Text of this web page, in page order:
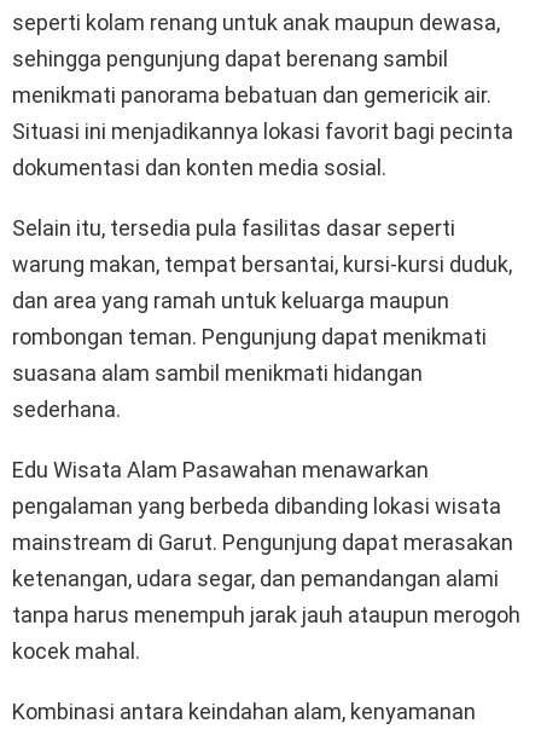
seperti kolam renang untuk anak maupun dewasa,
sehingga pengunjung dapat berenang sambil
menikmati panorama bebatuan dan gemericik air.
Situasi ini menjadikannya lokasi favorit bagi pecinta
dokumentasi dan konten media sosial.
Selain itu, tersedia pula fasilitas dasar seperti
warung makan, tempat bersantai, kursi-kursi duduk,
dan area yang ramah untuk keluarga maupun
rombongan teman. Pengunjung dapat menikmati
suasana alam sambil menikmati hidangan
sederhana.
Edu Wisata Alam Pasawahan menawarkan
pengalaman yang berbeda dibanding lokasi wisata
mainstream di Garut. Pengunjung dapat merasakan
ketenangan, udara segar, dan pemandangan alami
tanpa harus menempuh jarak jauh ataupun merogoh
kocek mahal.
Kombinasi antara keindahan alam, kenyamanan